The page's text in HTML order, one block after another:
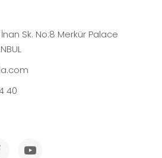
İnan Sk. No:8 Merkür Palace
40